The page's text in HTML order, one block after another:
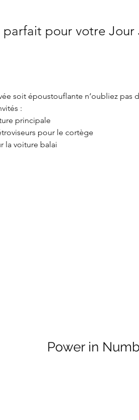
parfait pour votre Jour
soit époustouflante n’oubliez
:
principale
pour le cortège
la voiture balai
Power in